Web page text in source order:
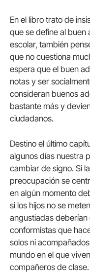
En el libro trato de
que se define al buen
escolar, también
que no cuestiona
espera que el buen
notas y ser
consideran buenos
bastante más y
ciudadanos.
Destino el último
algunos días nuestra
cambiar de signo. Si
preocupación se
en algún momento
si los hijos no se
angustiadas deberían
conformistas que
solos ni
mundo en el que
compañeros de clase.